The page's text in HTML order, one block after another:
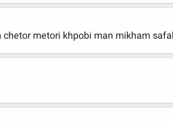
chetor metori khpobi man mikham